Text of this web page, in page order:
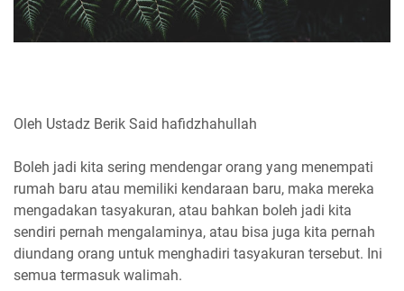
Oleh Ustadz Berik Said hafidzhahullah
Boleh jadi kita sering mendengar orang yang menempati
rumah baru atau memiliki kendaraan baru, maka mereka
mengadakan tasyakuran, atau bahkan boleh jadi kita
sendiri pernah mengalaminya, atau bisa juga kita pernah
diundang orang untuk menghadiri tasyakuran tersebut. Ini
semua termasuk walimah.